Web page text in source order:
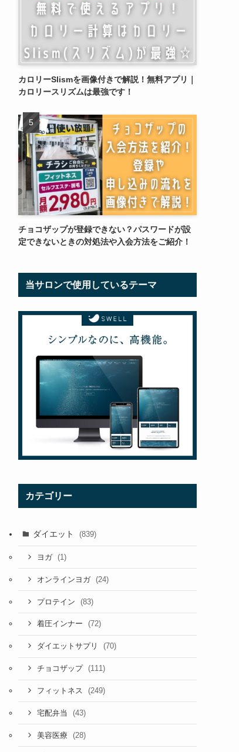
カロリーSlismを画像付きで解説！無料アプリ｜
カロリースリズムは最強です！
チョコザップが登録できない？パスワードが設
定できないときの対処法や入会方法をご紹介！
当サロンで使用しているテーマ
カテゴリー
ダイエット (839)
ヨガ (1)
オンラインヨガ (24)
プロテイン (83)
着圧インナー (72)
ダイエットサプリ (70)
チョコザップ (111)
フィットネス (249)
宅配弁当 (43)
美容医療 (28)